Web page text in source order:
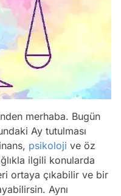
merhaba. Bugün
Ay tutulması
psikoloji ve öz
ilgili konularda
ortaya çıkabilir ve bir
Aynı